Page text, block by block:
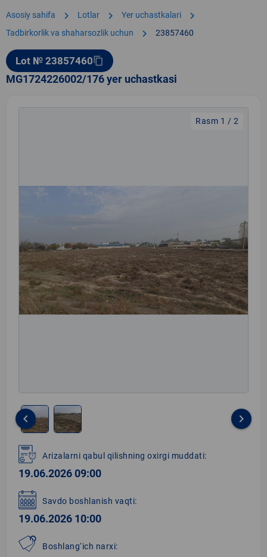
Asosiy sahifa chevron_right Lotlar chevron_right Yer uchastkalari chevron_right
Tadbirkorlik va shaharsozlik uchun chevron_right 23857460
Lot № 23857460content_copy
MG1724226002/176 yer uchastkasi
Rasm 1 / 2
1
of
2
keyboard_arrow_left keyboard_arrow_right
Arizalarni qabul qilishning oxirgi muddati:
19.06.2026 09:00
Savdo boshlanish vaqti:
19.06.2026 10:00
Boshlang‘ich narxi: